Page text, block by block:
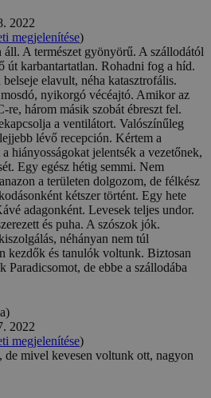
2022
megjelenítése)
A természet gyönyörű. A szállodától
út karbantartatlan. Rohadni fog a híd.
elavult, néha katasztrofális.
nyikorgó vécéajtó. Amikor az
re, három másik szobát ébreszt fel.
a ventilátort. Valószínűleg
lévő recepción. Kértem a
hiányosságokat jelentsék a vezetőnek,
Egy egész hétig semmi. Nem
a területen dolgozom, de félkész
kétszer történt. Egy hete
adagonként. Levesek teljes undor.
és puha. A szószok jók.
néhányan nem túl
kezdők és tanulók voltunk. Biztosan
Paradicsomot, de ebbe a szállodába
2022
megjelenítése)
de mivel kevesen voltunk ott, nagyon